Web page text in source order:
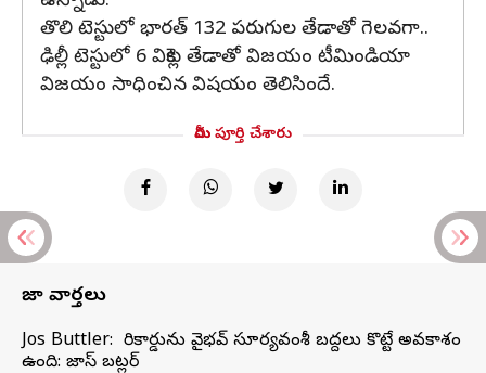
తొలి టెస్టులో భారత్ 132 పరుగుల తేడాతో గెలవగా..
ఢిల్లీ టెస్టులో 6 వికెట్ల తేడాతో విజయం టీమిండియా
విజయం సాధించిన విషయం తెలిసిందే.
మీరు పూర్తి చేశారు
తాజా వార్తలు
Jos Buttler: నా రికార్డును వైభవ్ సూర్యవంశీ బద్దలు కొట్టే అవకాశం
ఉంది: జాస్ బట్లర్